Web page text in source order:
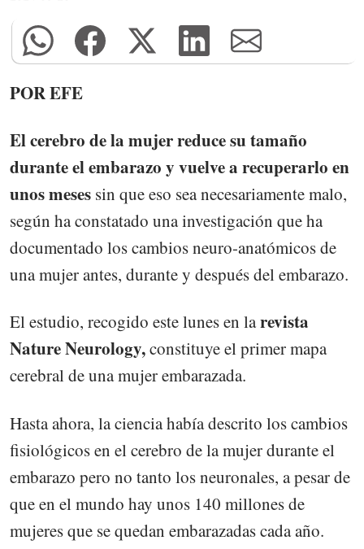
POR EFE
El cerebro de la mujer reduce su tamaño
durante el embarazo y vuelve a recuperarlo en
unos meses sin que eso sea necesariamente malo,
según ha constatado una investigación que ha
documentado los cambios neuro-anatómicos de
una mujer antes, durante y después del embarazo.
El estudio, recogido este lunes en larevista
Nature Neurology,constituye el primer mapa
cerebral de una mujer embarazada.
Hasta ahora, la ciencia había descrito los cambios
fisiológicos en el cerebro de la mujer durante el
embarazo pero no tanto los neuronales, a pesar de
que en el mundo hay unos 140 millones de
mujeres que se quedan embarazadas cada año.